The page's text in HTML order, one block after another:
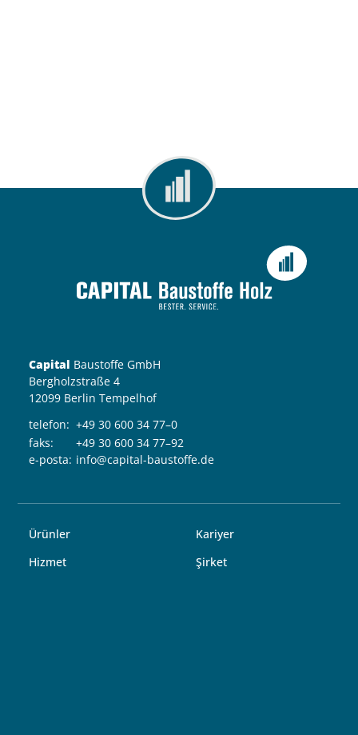
Capital Baustoffe GmbH
Bergholzstraße 4
12099 Berlin Tempelhof
telefon: +49 30 600 34 77–0
faks:
+49 30 600 34 77–92
e-posta: info@capital-baustoffe.de
Ürünler
Hizmet
Kariyer
Şirket